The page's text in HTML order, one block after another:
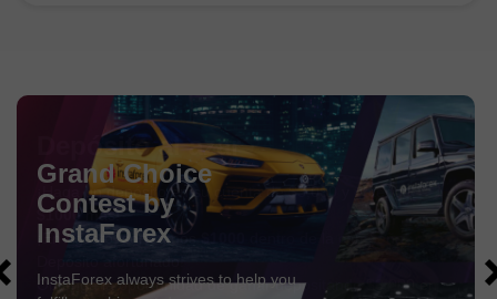
Depósito al azar
¡Haga un depósito en su cuenta de $3,000 y obtenga
$1000 más!
¡En Agosto, sorteamos $1000
dentro de la campaña
Depósito afortunado!
Obtenga la oportunidad de ganar depositando $3,000 en